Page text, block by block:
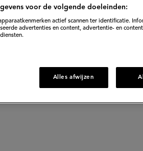
voor de volgende doeleinden:
actief scannen ter identificatie.
advertenties en content, advertentie- en
Alles afwijzen